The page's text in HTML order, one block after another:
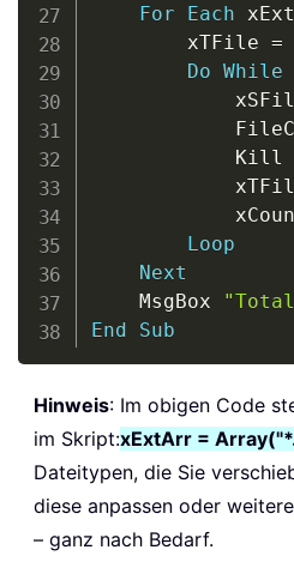
For
Each
        xTFile
=
Do While
Kill
Loop
Next
    MsgBox
End
Sub
Hinweis: Im obigen Code
im Skript:xExtArr =
Dateitypen, die Sie
diese anpassen oder
– ganz nach Bedarf.